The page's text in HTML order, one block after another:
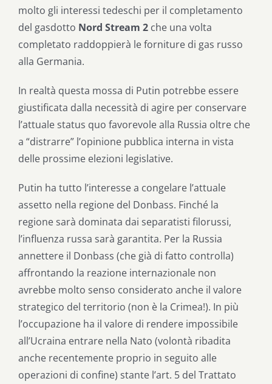
molto gli interessi tedeschi per il completamento
del gasdotto Nord Stream 2 che una volta
completato raddoppierà le forniture di gas russo
alla Germania.
In realtà questa mossa di Putin potrebbe essere
giustificata dalla necessità di agire per conservare
l’attuale status quo favorevole alla Russia oltre che
a “distrarre” l’opinione pubblica interna in vista
delle prossime elezioni legislative.
Putin ha tutto l’interesse a congelare l’attuale
assetto nella regione del Donbass. Finché la
regione sarà dominata dai separatisti filorussi,
l’influenza russa sarà garantita. Per la Russia
annettere il Donbass (che già di fatto controlla)
affrontando la reazione internazionale non
avrebbe molto senso considerato anche il valore
strategico del territorio (non è la Crimea!). In più
l’occupazione ha il valore di rendere impossibile
all’Ucraina entrare nella Nato (volontà ribadita
anche recentemente proprio in seguito alle
operazioni di confine) stante l’art. 5 del Trattato